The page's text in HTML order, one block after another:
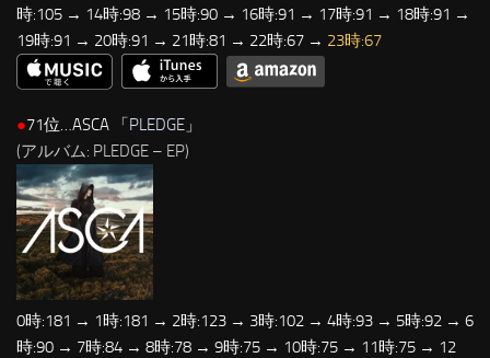
時:105 → 14時:98 → 15時:90 → 16時:91 → 17時:91 → 18時:91 →
19時:91 → 20時:91 → 21時:81 → 22時:67 → 23時:67
●71位…ASCA 「PLEDGE 」
(アルバム: PLEDGE – EP)
0時:181 → 1時:181 → 2時:123 → 3時:102 → 4時:93 → 5時:92 → 6
時:90 → 7時:84 → 8時:78 → 9時:75 → 10時:75 → 11時:75 → 12